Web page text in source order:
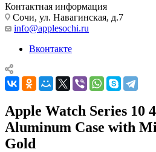
Контактная информация
Сочи, ул. Навагинская, д.7
info@applesochi.ru
Вконтакте
Apple Watch Series 10
Aluminum Case with
Gold